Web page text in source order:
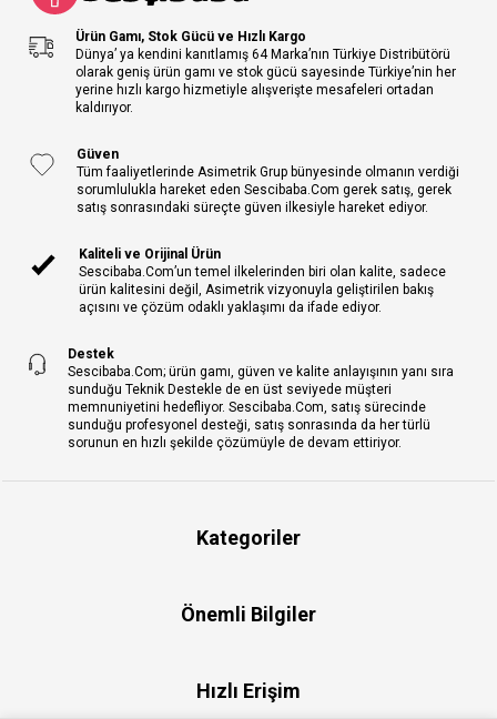
Ürün Gamı, Stok Gücü ve Hızlı Kargo
Dünya’ ya kendini kanıtlamış 64 Marka’nın Türkiye Distribütörü
olarak geniş ürün gamı ve stok gücü sayesinde Türkiye’nin her
yerine hızlı kargo hizmetiyle alışverişte mesafeleri ortadan
kaldırıyor.
Güven
Tüm faaliyetlerinde Asimetrik Grup bünyesinde olmanın verdiği
sorumlulukla hareket eden Sescibaba.Com gerek satış, gerek
satış sonrasındaki süreçte güven ilkesiyle hareket ediyor.
Kaliteli ve Orijinal Ürün
Sescibaba.Com’un temel ilkelerinden biri olan kalite, sadece
ürün kalitesini değil, Asimetrik vizyonuyla geliştirilen bakış
açısını ve çözüm odaklı yaklaşımı da ifade ediyor.
Destek
Sescibaba.Com; ürün gamı, güven ve kalite anlayışının yanı sıra
sunduğu Teknik Destekle de en üst seviyede müşteri
memnuniyetini hedefliyor. Sescibaba.Com, satış sürecinde
sunduğu profesyonel desteği, satış sonrasında da her türlü
sorunun en hızlı şekilde çözümüyle de devam ettiriyor.
Kategoriler
Önemli Bilgiler
Hızlı Erişim